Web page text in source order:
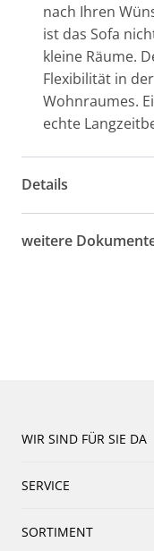
nach Ihren
ist das Sofa
kleine Räume.
Flexibilität in
Wohnraumes.
echte
Details
weitere
WIR SIND FÜR SIE DA
SERVICE
SORTIMENT